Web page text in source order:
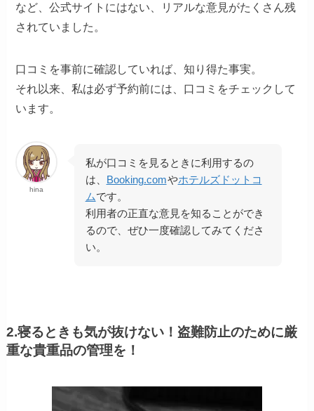
など、公式サイトにはない、リアルな意見がたくさん残
されていました。
口コミを事前に確認していれば、知り得た事実。
それ以来、私は必ず予約前には、口コミをチェックして
います。
hina
私が口コミを見るときに利用するの
は、 Booking.comやホテルズドットコ
ムです。
利用者の正直な意見を知ることができ
るので、ぜひ一度確認してみてくださ
い。
2.寝るときも気が抜けない！盗難防止のために厳
重な貴重品の管理を！